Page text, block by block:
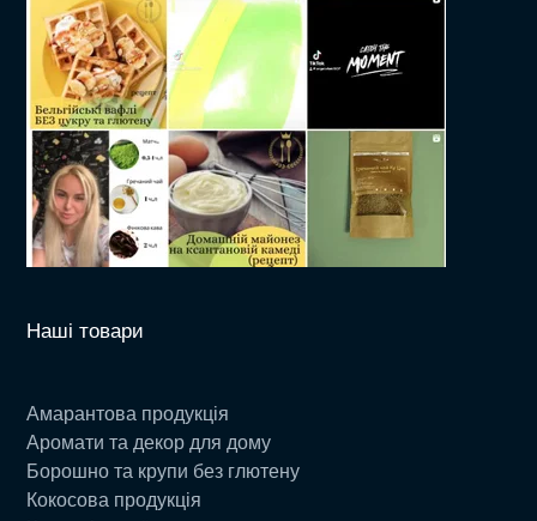
Наші товари
Амарантова продукція
Аромати та декор для дому
Борошно та крупи без глютену
Кокосова продукція